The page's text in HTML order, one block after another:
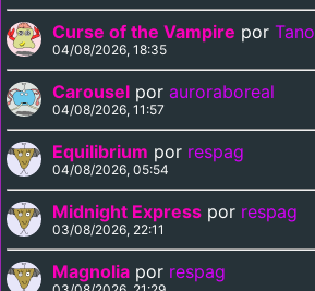
Curse of the Vampire por Tano
04/08/2026, 18:35
Carousel por auroraboreal
04/08/2026, 11:57
Equilibrium por respag
04/08/2026, 05:54
Midnight Express por respag
03/08/2026, 22:11
Magnolia por respag